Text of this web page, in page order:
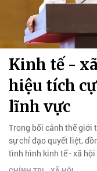
Kinh tế -
hiệu tích
lĩnh vực
Trong bối cảnh thế giới
sự chỉ đạo quyết liệt,
tình hình kinh tế - xã
2026 tiếp tục đạt nhiều